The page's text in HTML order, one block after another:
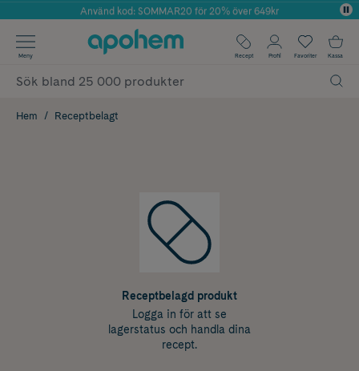
Årets Butik 2025 inom Skönhet
Använd kod: SOMMAR20 för 20% över 649kr
✓ Fri frakt
✓ Poäng på alla köp*
Meny Recept Profil Favoriter Kassa
Hem Receptbelagt
Receptbelagd produkt
Logga in för att se
lagerstatus och handla dina
recept.